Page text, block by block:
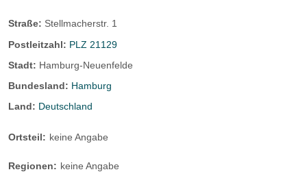
Straße: Stellmacherstr. 1
Postleitzahl: PLZ 21129
Stadt: Hamburg-Neuenfelde
Bundesland: Hamburg
Land: Deutschland
Ortsteil: keine Angabe
Regionen: keine Angabe